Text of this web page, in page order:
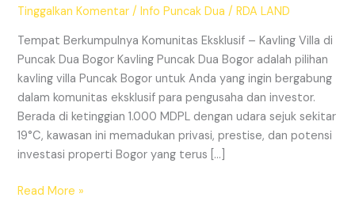
Tinggalkan Komentar /Info Puncak Dua /RDA LAND
Tempat Berkumpulnya Komunitas Eksklusif – Kavling Villa di
Puncak Dua Bogor Kavling Puncak Dua Bogor adalah pilihan
kavling villa Puncak Bogor untuk Anda yang ingin bergabung
dalam komunitas eksklusif para pengusaha dan investor.
Berada di ketinggian 1.000 MDPL dengan udara sejuk sekitar
19°C, kawasan ini memadukan privasi, prestise, dan potensi
investasi properti Bogor yang terus […]
Read More »